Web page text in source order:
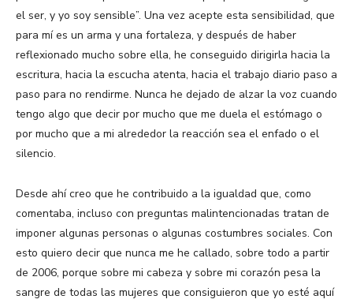
el ser, y yo soy sensible”. Una vez acepte esta sensibilidad, que
para mí es un arma y una fortaleza, y después de haber
reflexionado mucho sobre ella, he conseguido dirigirla hacia la
escritura, hacia la escucha atenta, hacia el trabajo diario paso a
paso para no rendirme. Nunca he dejado de alzar la voz cuando
tengo algo que decir por mucho que me duela el estómago o
por mucho que a mi alrededor la reacción sea el enfado o el
silencio.
Desde ahí creo que he contribuido a la igualdad que, como
comentaba, incluso con preguntas malintencionadas tratan de
imponer algunas personas o algunas costumbres sociales. Con
esto quiero decir que nunca me he callado, sobre todo a partir
de 2006, porque sobre mi cabeza y sobre mi corazón pesa la
sangre de todas las mujeres que consiguieron que yo esté aquí